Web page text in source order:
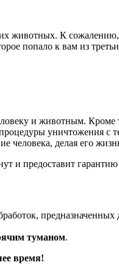
животных. К
попало к вам из
и животным. Кроме
уничтожения с
человека, делая его
предоставит гарантию
туманом.
время!